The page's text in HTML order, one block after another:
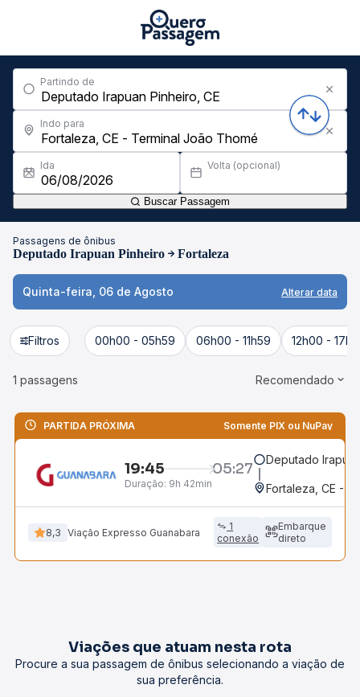
Partindo de
Indo para
Ida Volta (opcional)
Buscar Passagem
Passagens de ônibus
Deputado Irapuan Pinheiro Fortaleza
Quinta-feira, 06 de Agosto Alterar data
Filtros 00h00 - 05h59 06h00 - 11h59 12h00 -
1 passagens Recomendado
PARTIDA PRÓXIMA Somente PIX ou NuPay
19:45 05:27
Duração: 9h 42min
Deputado
Fortaleza, CE -
8,3 Viação Expresso Guanabara
1
conexão
Embarque
direto
Viações que atuam nesta rota
Procure a sua passagem de ônibus selecionando a viação de
sua preferência.